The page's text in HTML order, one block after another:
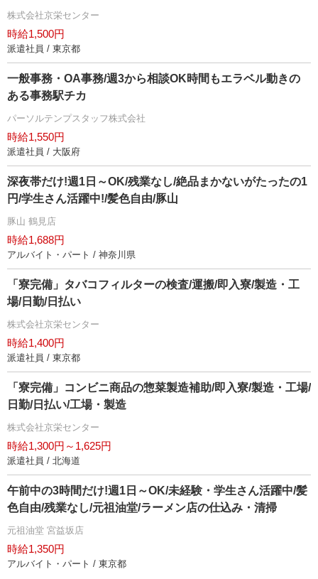
株式会社京栄センター
時給1,500円
派遣社員 / 東京都
一般事務・OA事務/週3から相談OK時間もエラベル動きの
ある事務駅チカ
パーソルテンプスタッフ株式会社
時給1,550円
派遣社員 / 大阪府
深夜帯だけ!週1日～OK/残業なし/絶品まかないがたったの1
円/学生さん活躍中!/髪色自由/豚山
豚山 鶴見店
時給1,688円
アルバイト・パート / 神奈川県
「寮完備」タバコフィルターの検査/運搬/即入寮/製造・工
場/日勤/日払い
株式会社京栄センター
時給1,400円
派遣社員 / 東京都
「寮完備」コンビニ商品の惣菜製造補助/即入寮/製造・工場/
日勤/日払い/工場・製造
株式会社京栄センター
時給1,300円～1,625円
派遣社員 / 北海道
午前中の3時間だけ!週1日～OK/未経験・学生さん活躍中/髪
色自由/残業なし/元祖油堂/ラーメン店の仕込み・清掃
元祖油堂 宮益坂店
時給1,350円
アルバイト・パート / 東京都